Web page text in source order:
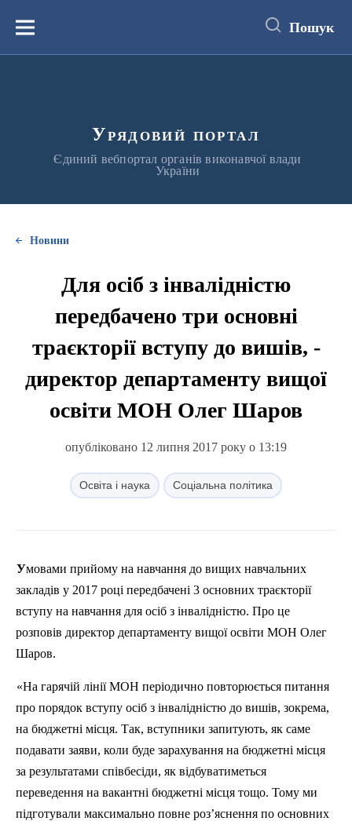
вмістуМеню Пошук
Урядовий портал
Єдиний вебпортал органів виконавчої влади
України
Новини
Для осіб з інвалідністю
передбачено три основні
траєкторії вступу до вишів, -
директор департаменту вищої
освіти МОН Олег Шаров
опубліковано 12 липня 2017 року о 13:19
Освіта і наука Соціальна політика
Умовами прийому на навчання до вищих навчальних
закладів у 2017 році передбачені 3 основних траєкторії
вступу на навчання для осіб з інвалідністю. Про це
розповів директор департаменту вищої освіти МОН Олег
Шаров.
«На гарячій лінії МОН періодично повторюється питання
про порядок вступу осіб з інвалідністю до вишів, зокрема,
на бюджетні місця. Так, вступники запитують, як саме
подавати заяви, коли буде зарахування на бюджетні місця
за результатами співбесіди, як відбуватиметься
переведення на вакантні бюджетні місця тощо. Тому ми
підготували максимально повне роз’яснення по основних